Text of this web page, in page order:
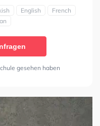
English
French
gesehen haben